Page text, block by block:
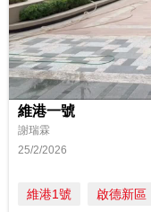
維港一號
謝瑞霖
25/2/2026
維港1號 啟德新區